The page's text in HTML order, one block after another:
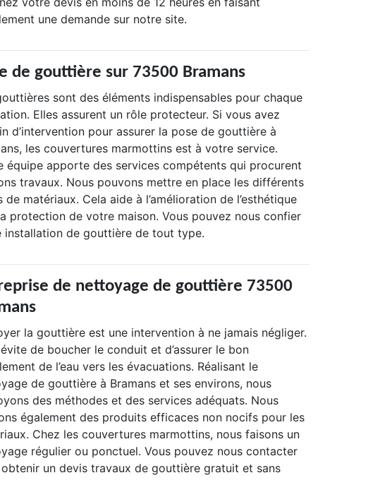
une demande sur notre site.
de gouttière sur 73500 Bramans
sont des éléments indispensables pour chaque
Elles assurent un rôle protecteur. Si vous avez
d’intervention pour assurer la pose de gouttière à
les couvertures marmottins est à votre service.
équipe apporte des services compétents qui procurent
travaux. Nous pouvons mettre en place les différents
de matériaux. Cela aide à l’amélioration de l’esthétique
protection de votre maison. Vous pouvez nous confier
installation de gouttière de tout type.
de nettoyage de gouttière 73500
la gouttière est une intervention à ne jamais négliger.
de boucher le conduit et d’assurer le bon
de l’eau vers les évacuations. Réalisant le
de gouttière à Bramans et ses environs, nous
des méthodes et des services adéquats. Nous
également des produits efficaces non nocifs pour les
Chez les couvertures marmottins, nous faisons un
régulier ou ponctuel. Vous pouvez nous contacter
un devis travaux de gouttière gratuit et sans